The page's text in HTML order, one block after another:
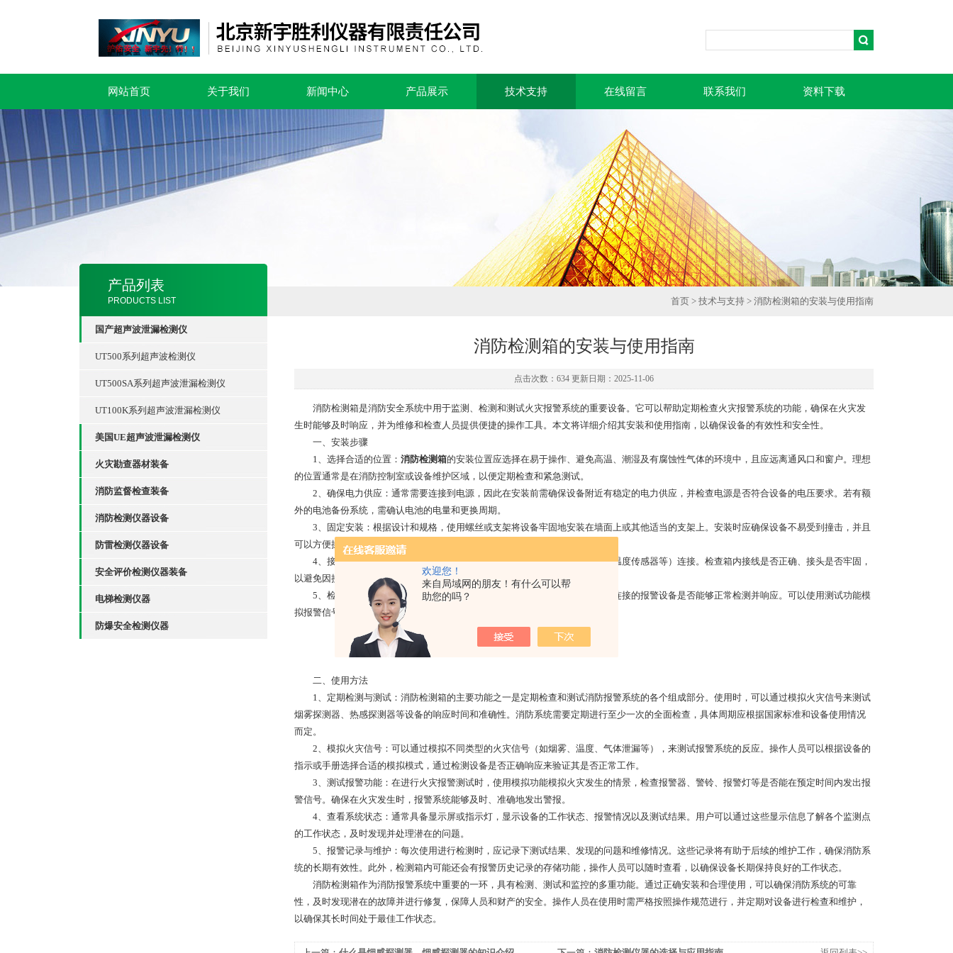
欢迎您！
来自局域网的朋友！有什么可以帮
助您的吗？
网站首页 关于我们 新闻中心 产品展示 技术支持 在线留言 联系我们 资料下载
产品列表
PRODUCTS LIST
国产超声波泄漏检测仪
UT500系列超声波检测仪
UT500SA系列超声波泄漏检测仪
UT100K系列超声波泄漏检测仪
美国UE超声波泄漏检测仪
火灾勘查器材装备
消防监督检查装备
消防检测仪器设备
防雷检测仪器设备
安全评价检测仪器装备
电梯检测仪器
防爆安全检测仪器
首页 > 技术与支持 > 消防检测箱的安装与使用指南
消防检测箱的安装与使用指南
点击次数：634 更新日期：2025-11-06
消防检测箱是消防安全系统中用于监测、检测和测试火灾报警系统的重要设备。它可以帮助定期检查火灾报警系统的功能，确保在火灾发
生时能够及时响应，并为维修和检查人员提供便捷的操作工具。本文将详细介绍其安装和使用指南，以确保设备的有效性和安全性。
一、安装步骤
1、选择合适的位置： 消防检测箱的安装位置应选择在易于操作、避免高温、潮湿及有腐蚀性气体的环境中，且应远离通风口和窗户。理想
的位置通常是在消防控制室或设备维护区域，以便定期检查和紧急测试。
2、确保电力供应：通常需要连接到电源，因此在安装前需确保设备附近有稳定的电力供应，并检查电源是否符合设备的电压要求。若有额
外的电池备份系统，需确认电池的电量和更换周期。
3、固定安装：根据设计和规格，使用螺丝或支架将设备牢固地安装在墙面上或其他适当的支架上。安装时应确保设备不易受到撞击，并且
可以方便操作。
4、接入消防报警系统：需要与消防报警系统的各个设备（如烟雾探测器、温度传感器等）连接。检查箱内接线是否正确、接头是否牢固，
以避免因接触不良导致系统故障。
5、检查设备功能：安装完成后，启动并检查系统是否能够正常工作，所有连接的报警设备是否能够正常检测并响应。可以使用测试功能模
拟报警信号，检查设备的反应是否及时。
二、使用方法
1、定期检测与测试：消防检测箱的主要功能之一是定期检查和测试消防报警系统的各个组成部分。使用时，可以通过模拟火灾信号来测试
烟雾探测器、热感探测器等设备的响应时间和准确性。消防系统需要定期进行至少一次的全面检查，具体周期应根据国家标准和设备使用情况
而定。
2、模拟火灾信号：可以通过模拟不同类型的火灾信号（如烟雾、温度、气体泄漏等），来测试报警系统的反应。操作人员可以根据设备的
指示或手册选择合适的模拟模式，通过检测设备是否正确响应来验证其是否正常工作。
3、测试报警功能：在进行火灾报警测试时，使用模拟功能模拟火灾发生的情景，检查报警器、警铃、报警灯等是否能在预定时间内发出报
警信号。确保在火灾发生时，报警系统能够及时、准确地发出警报。
4、查看系统状态：通常具备显示屏或指示灯，显示设备的工作状态、报警情况以及测试结果。用户可以通过这些显示信息了解各个监测点
的工作状态，及时发现并处理潜在的问题。
5、报警记录与维护：每次使用进行检测时，应记录下测试结果、发现的问题和维修情况。这些记录将有助于后续的维护工作，确保消防系
统的长期有效性。此外，检测箱内可能还会有报警历史记录的存储功能，操作人员可以随时查看，以确保设备长期保持良好的工作状态。
消防检测箱作为消防报警系统中重要的一环，具有检测、测试和监控的多重功能。通过正确安装和合理使用，可以确保消防系统的可靠
性，及时发现潜在的故障并进行修复，保障人员和财产的安全。操作人员在使用时需严格按照操作规范进行，并定期对设备进行检查和维护，
以确保其长时间处于最佳工作状态。